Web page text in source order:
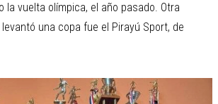
la vuelta olímpica, el año pasado. Otra
una copa fue el Pirayú Sport, de